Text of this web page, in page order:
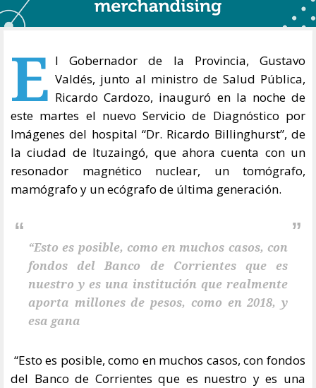
E l Gobernador de la Provincia, Gustavo
Valdés, junto al ministro de Salud Pública,
Ricardo Cardozo, inauguró en la noche de
este martes el nuevo Servicio de Diagnóstico por
Imágenes del hospital “Dr. Ricardo Billinghurst”, de
la ciudad de Ituzaingó, que ahora cuenta con un
resonador magnético nuclear, un tomógrafo,
mamógrafo y un ecógrafo de última generación.
“Esto es posible, como en muchos casos, con
fondos del Banco de Corrientes que es
nuestro y es una institución que realmente
aporta millones de pesos, como en 2018, y
esa gana
“Esto es posible, como en muchos casos, con fondos
del Banco de Corrientes que es nuestro y es una